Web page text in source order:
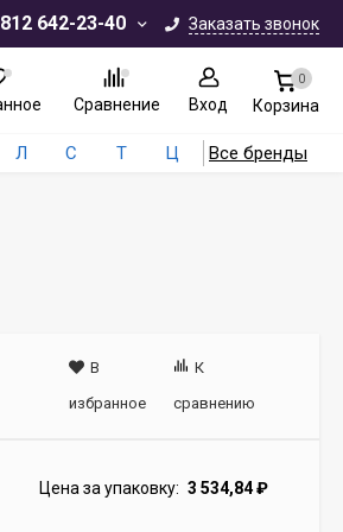
642-23-40 Заказать звонок
Сравнение Вход
0
Корзина
Л С Т Ц Все бренды
В
избранное
К
сравнению
Цена за упаковку: 3 534,84₽